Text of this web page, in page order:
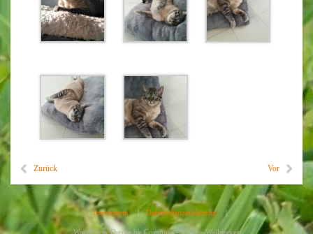
Zurück Vor
Impressum | Datenschutzerklärung |
WordPress Theme byComputer-Service-Wallmeyer